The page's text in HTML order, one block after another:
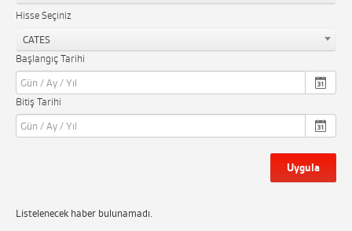
Hisse Seçiniz
CATES
Başlangıç Tarihi
Bitiş Tarihi
Uygula
Listelenecek haber bulunamadı.